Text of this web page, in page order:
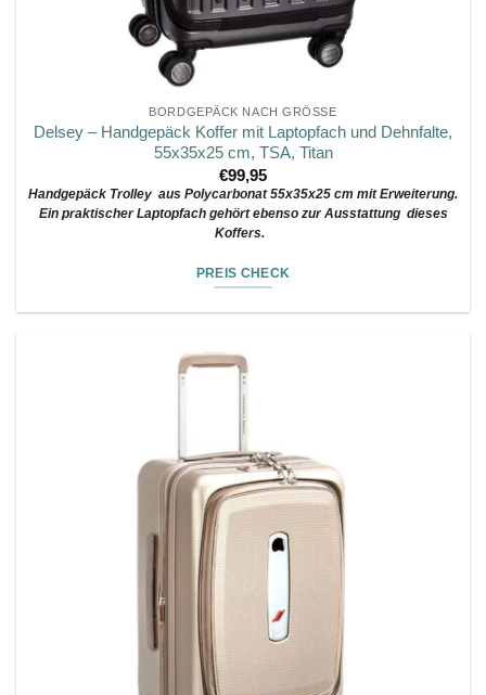
BORDGEPÄCK NACH GRÖSSE
Delsey – Handgepäck Koffer mit Laptopfach und Dehnfalte,
55x35x25 cm, TSA, Titan
€99,95
Handgepäck Trolley aus Polycarbonat 55x35x25 cm mit Erweiterung.
Ein praktischer Laptopfach gehört ebenso zur Ausstattung dieses
Koffers.
PREIS CHECK